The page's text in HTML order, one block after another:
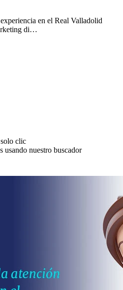
en el Real Valladolid
di…
clic
usando nuestro buscador